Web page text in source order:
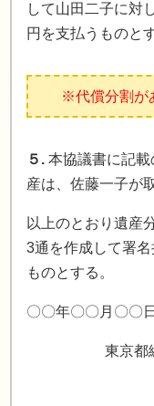
して山田二子に対
円を支払うものと
※代償分割が
５. 本協議書に記
産は、佐藤一子が
以上のとおり遺産
3通を作成して署
ものとする。
〇〇年〇〇月〇〇日
東京都